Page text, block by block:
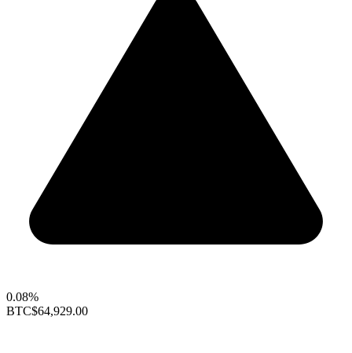
0.08%
BTC$64,929.00